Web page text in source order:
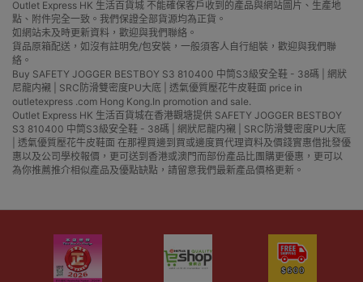
Outlet Express HK 生活百貨城 不能確保客戶收到的產品與網站圖片、生產地
點、附件完全一致。我們保證全部貨源均為正貨。
如網站未及時更新資料，歡迎與我們聯絡。
貨品原箱配送，如沒有註明免/包安裝，一般須客人自行組裝，歡迎與我們聯
絡。
Buy SAFETY JOGGER BESTBOY S3 810400 中筒S3級安全鞋 - 38碼 | 網狀
尼龍内襯 | SRC防滑雙密度PU大底 | 透氣優質壓花牛皮鞋面 price in
outletexpress .com Hong Kong.In promotion and sale.
Outlet Express HK 生活百貨城在香港觀塘提供 SAFETY JOGGER BESTBOY
S3 810400 中筒S3級安全鞋 - 38碼 | 網狀尼龍内襯 | SRC防滑雙密度PU大底
| 透氣優質壓花牛皮鞋面 在那裡買邊到買或邊度買代理資料及價錢實惠借批發優
惠以及公司學校報價，更可送到香港或澳門而部份產品比團購更優惠，更可以
為你推薦推介相似產品及優點缺點，請留意我們最新產品價格更新。